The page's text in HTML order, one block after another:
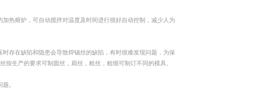
热熔炉，可自动搅拌对温度及时间进行很好自动控制，减少人为
存在缺陷和隐患会导致焊锡丝的缺陷，有时很难发现问题，为保
生产的要求可制圆丝，扃丝，粗丝，粗细可制订不同的模具。
。